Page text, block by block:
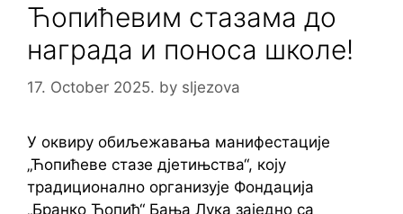
Ћопићевим стазама до
награда и поноса школе!
17. October 2025. by sljezova
У оквиру обиљежавања манифестације
„Ћопићеве стазе дјетињства“, коју
традиционално организује Фондација
„Бранко Ћопић“ Бања Лука заједно са